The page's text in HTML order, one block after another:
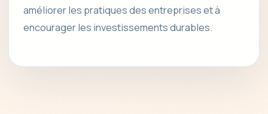
améliorer les pratiques des entreprises et à
encourager les investissements durables.